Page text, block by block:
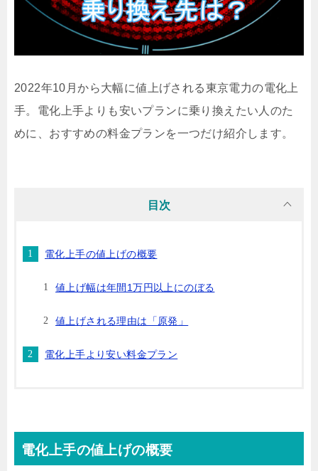
2022年10月から大幅に値上げされる東京電力の電化上
手。電化上手よりも安いプランに乗り換えたい人のた
めに、おすすめの料金プランを一つだけ紹介します。
目次
電化上手の値上げの概要
値上げ幅は年間1万円以上にのぼる
値上げされる理由は「原発」
電化上手より安い料金プラン
電化上手の値上げの概要